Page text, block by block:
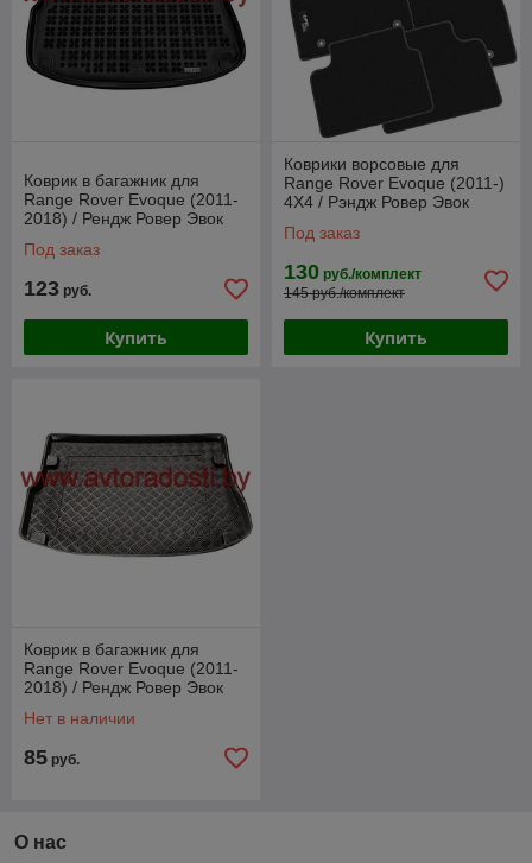
Коврик в багажник для
Range Rover Evoque (2011-
2018) / Рендж Ровер Эвок
Под заказ
123 руб.
Купить
Коврики ворсовые для
Range Rover Evoque (2011-)
4X4 / Рэндж Ровер Эвок
Под заказ
130 руб./комплект
145 руб./комплект
Купить
Коврик в багажник для
Range Rover Evoque (2011-
2018) / Рендж Ровер Эвок
Нет в наличии
85 руб.
О нас